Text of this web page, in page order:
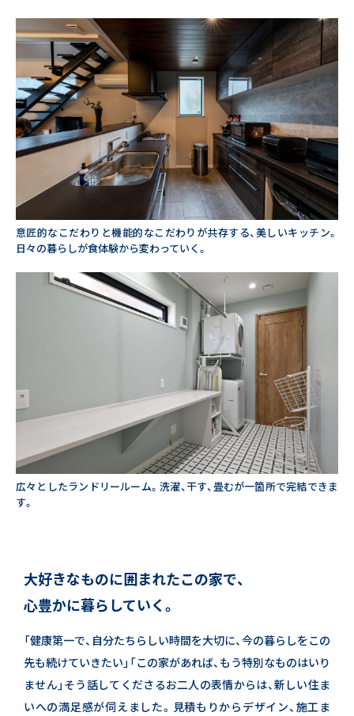
意匠的なこだわりと機能的なこだわりが共存する、美しいキッチン。
日々の暮らしが食体験から変わっていく。
広々としたランドリールーム。洗濯、干す、畳むが一箇所で完結できま
す。
大好きなものに囲まれたこの家で、
心豊かに暮らしていく。
「健康第一で、自分たちらしい時間を大切に、今の暮らしをこの
先も続けていきたい」 「この家があれば、もう特別なものはいり
ません」 そう話してくださるお二人の表情からは、新しい住ま
いへの満足感が伺えました。 見積もりからデザイン、施工ま